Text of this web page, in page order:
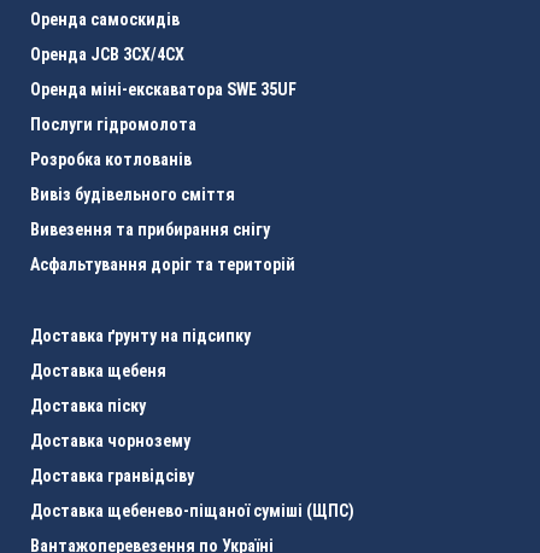
Оренда самоскидів
Оренда JCB 3CХ/4CX
Оренда міні-екскаватора SWE 35UF
Послуги гідромолота
Розробка котлованів
Вивіз будівельного сміття
Вивезення та прибирання снігу
Асфальтування доріг та територій
Доставка ґрунту на підсипку
Доставка щебеня
Доставка піску
Доставка чорнозему
Доставка гранвідсіву
Доставка щебенево-піщаної суміші (ЩПС)
Вантажоперевезення по Україні